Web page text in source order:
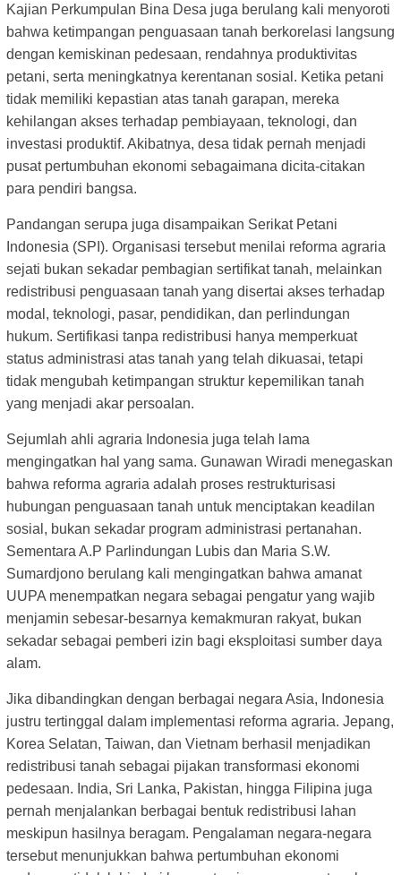
Kajian Perkumpulan Bina Desa juga berulang kali menyoroti
bahwa ketimpangan penguasaan tanah berkorelasi langsung
dengan kemiskinan pedesaan, rendahnya produktivitas
petani, serta meningkatnya kerentanan sosial. Ketika petani
tidak memiliki kepastian atas tanah garapan, mereka
kehilangan akses terhadap pembiayaan, teknologi, dan
investasi produktif. Akibatnya, desa tidak pernah menjadi
pusat pertumbuhan ekonomi sebagaimana dicita-citakan
para pendiri bangsa.
Pandangan serupa juga disampaikan Serikat Petani
Indonesia (SPI). Organisasi tersebut menilai reforma agraria
sejati bukan sekadar pembagian sertifikat tanah, melainkan
redistribusi penguasaan tanah yang disertai akses terhadap
modal, teknologi, pasar, pendidikan, dan perlindungan
hukum. Sertifikasi tanpa redistribusi hanya memperkuat
status administrasi atas tanah yang telah dikuasai, tetapi
tidak mengubah ketimpangan struktur kepemilikan tanah
yang menjadi akar persoalan.
Sejumlah ahli agraria Indonesia juga telah lama
mengingatkan hal yang sama. Gunawan Wiradi menegaskan
bahwa reforma agraria adalah proses restrukturisasi
hubungan penguasaan tanah untuk menciptakan keadilan
sosial, bukan sekadar program administrasi pertanahan.
Sementara A.P Parlindungan Lubis dan Maria S.W.
Sumardjono berulang kali mengingatkan bahwa amanat
UUPA menempatkan negara sebagai pengatur yang wajib
menjamin sebesar-besarnya kemakmuran rakyat, bukan
sekadar sebagai pemberi izin bagi eksploitasi sumber daya
alam.
Jika dibandingkan dengan berbagai negara Asia, Indonesia
justru tertinggal dalam implementasi reforma agraria. Jepang,
Korea Selatan, Taiwan, dan Vietnam berhasil menjadikan
redistribusi tanah sebagai pijakan transformasi ekonomi
pedesaan. India, Sri Lanka, Pakistan, hingga Filipina juga
pernah menjalankan berbagai bentuk redistribusi lahan
meskipun hasilnya beragam. Pengalaman negara-negara
tersebut menunjukkan bahwa pertumbuhan ekonomi